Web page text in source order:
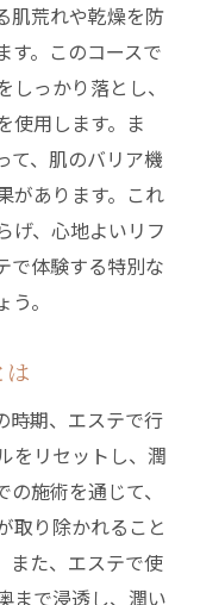
肌荒れや乾燥を防
す。このコースで
っかり落とし、
使用します。ま
て、肌のバリア機
があります。これ
げ、心地よいリフ
で体験する特別な
。
は
時期、エステで行
をリセットし、潤
施術を通じて、
取り除かれること
また、エステで使
まで浸透し、潤い